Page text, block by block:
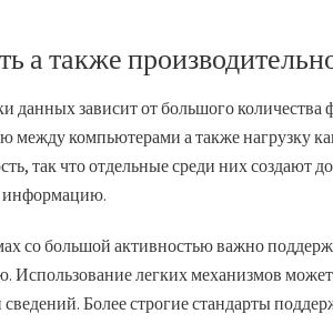
а также
данных зависит от большого
между компьютерами а также нагрузку
так что отдельные среди них создают
информацию.
со большой активностью важно
Использование легких механизмов
сведений. Более строгие стандарты